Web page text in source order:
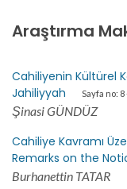
Araştırma
Cahiliyenin Kültürel
Jahiliyyah
Sayfa no: 8
Şinasi GÜNDÜZ
Cahiliye Kavramı
Remarks on the
Burhanettin TATAR